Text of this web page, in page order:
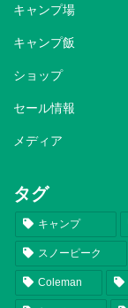
キャンプ場
キャンプ飯
ショップ
セール情報
メディア
タグ
キャンプ
スノーピーク
Coleman